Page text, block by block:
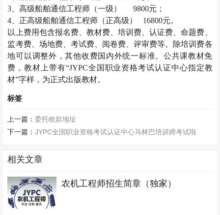
3 、高级船舶通信工程师（一级） 9800元；
4 、正高级船舶通信工程师（正高级） 16800元。
以上费用包含报名费、教材费、培训费、认证费、命题费、
监考费、场地费、考试费、阅卷费、评审费等。除培训费各
地可以调整外，其他收费国内外统一标准。公共课教材免
费，教材上带有“JYPC全国职业资格考试认证中心指定教
材”字样，为正式出版教材。
标签
上一篇：委托收款地址
下一篇：JYPC全国职业资格考试认证中心马林巴培训师考试啦
相关文章
农机工程师招生简章（独家）